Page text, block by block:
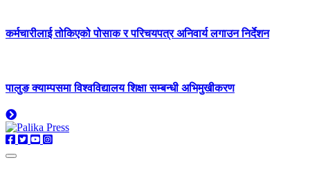
कर्मचारीलाई तोकिएको पोसाक र परिचयपत्र अनिवार्य लगाउन निर्देशन
पालुङ क्याम्पसमा विश्वविद्यालय शिक्षा सम्बन्धी अभिमुखीकरण